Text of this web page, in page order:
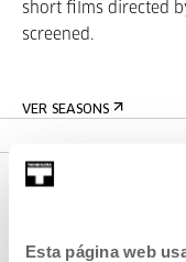
Esta página web
short films directed
screened.
VER SEASONS